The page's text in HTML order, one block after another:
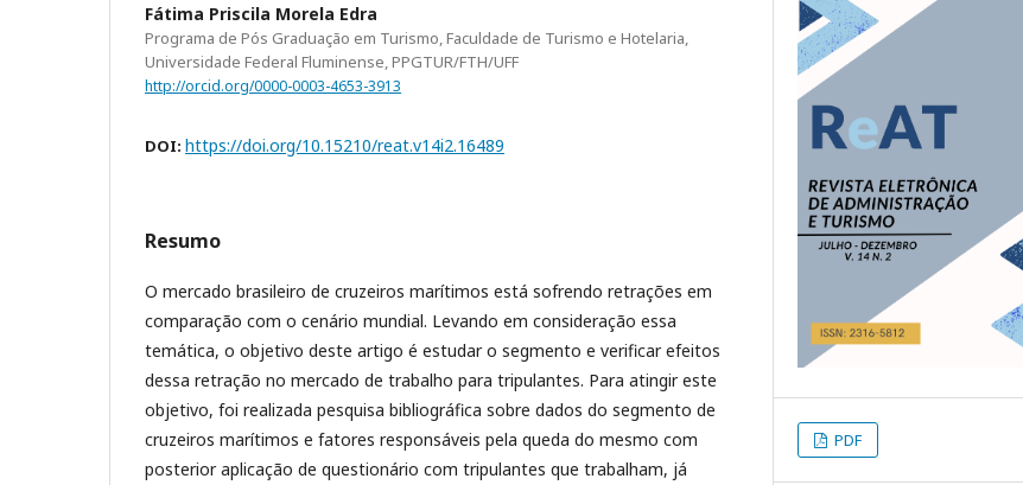
Fátima Priscila Morela Edra
Programa de Pós Graduação em Turismo, Faculdade de Turismo e Hotelaria,
Universidade Federal Fluminense, PPGTUR/FTH/UFF
http://orcid.org/0000-0003-4653-3913
DOI: https://doi.org/10.15210/reat.v14i2.16489
Resumo
O mercado brasileiro de cruzeiros marítimos está sofrendo retrações em
comparação com o cenário mundial. Levando em consideração essa
temática, o objetivo deste artigo é estudar o segmento e verificar efeitos
dessa retração no mercado de trabalho para tripulantes. Para atingir este
objetivo, foi realizada pesquisa bibliográfica sobre dados do segmento de
cruzeiros marítimos e fatores responsáveis pela queda do mesmo com
posterior aplicação de questionário com tripulantes que trabalham, já
PDF